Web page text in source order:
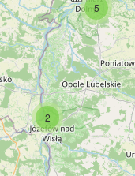
5
2